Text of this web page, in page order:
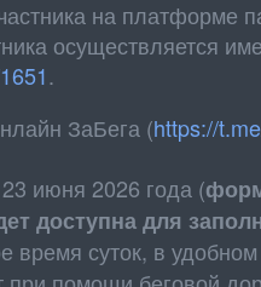
на платформе
осуществляется
.
ЗаБега (https://
июня 2026 года (
доступна для
время суток, в